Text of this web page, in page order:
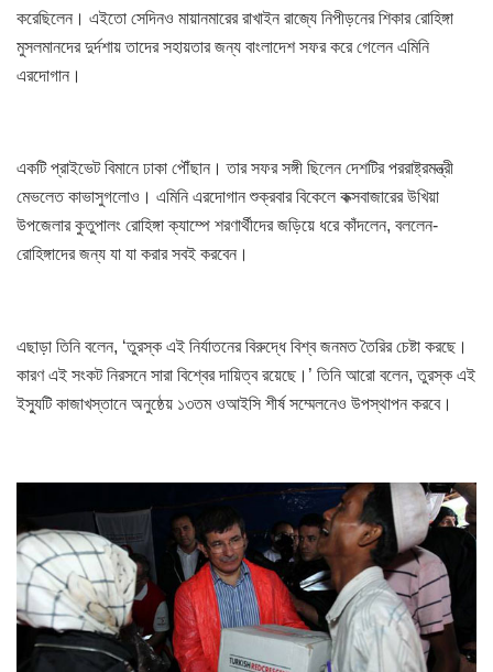
করেছিলেন। এইতো সেদিনও মায়ানমারের রাখাইন রাজ্যে নিপীড়নের শিকার রোহিঙ্গা
মুসলমানদের দুর্দশায় তাদের সহায়তার জন্য বাংলাদেশ সফর করে গেলেন এমিনি
এরদোগান।
একটি প্রাইভেট বিমানে ঢাকা পৌঁছান। তার সফর সঙ্গী ছিলেন দেশটির পররাষ্ট্রমন্ত্রী
মেভলেত কাভাসুগলোও। এমিনি এরদোগান শুক্রবার বিকেলে কক্সবাজারের উখিয়া
উপজেলার কুতুপালং রোহিঙ্গা ক্যাম্পে শরণার্থীদের জড়িয়ে ধরে কাঁদলেন, বললেন-
রোহিঙ্গাদের জন্য যা যা করার সবই করবেন।
এছাড়া তিনি বলেন, ‘তুরস্ক এই নির্যাতনের বিরুদ্ধে বিশ্ব জনমত তৈরির চেষ্টা করছে।
কারণ এই সংকট নিরসনে সারা বিশ্বের দায়িত্ব রয়েছে।’ তিনি আরো বলেন, তুরস্ক এই
ইস্যুটি কাজাখস্তানে অনুষ্ঠেয় ১৩তম ওআইসি শীর্ষ সম্মেলনেও উপস্থাপন করবে।